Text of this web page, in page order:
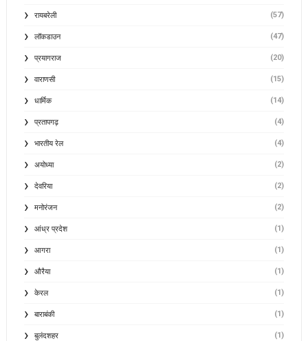
रायबरेली (57)
लॉकडाउन (47)
प्रयागराज (20)
वाराणसी (15)
धार्मिक (14)
प्रतापगढ़ (4)
भारतीय रेल (4)
अयोध्या (2)
देवरिया (2)
मनोरंजन (2)
आंध्र प्रदेश (1)
आगरा (1)
औरैया (1)
केरल (1)
बाराबंकी (1)
बुलंदशहर (1)